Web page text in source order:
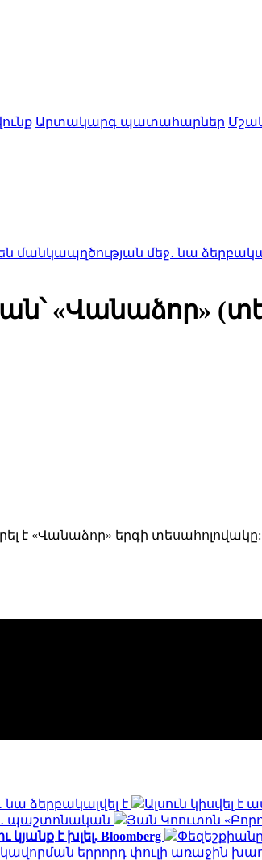
Արտակարգ պատահարներ
մեջ․ նա ձերբակալվել է1:50
«Վանաձոր»
է «Վանաձոր» երգի տեսահոլովակը:
ձերբակալվել է
Ալսուն կիսվել
պաշտոնական
Յան Կոուտոն
է խլել. Bloomberg
երրորդ փուլի առաջին